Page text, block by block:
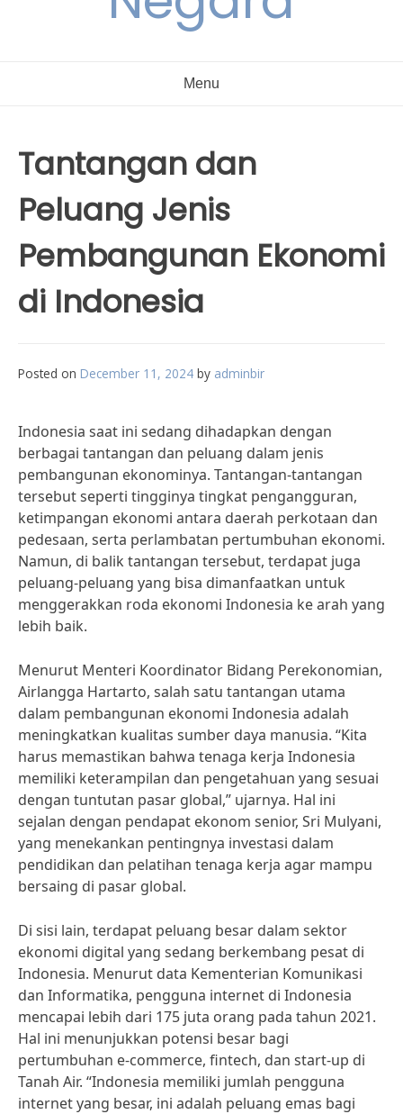
Menu
Tantangan dan
Peluang Jenis
Pembangunan Ekonomi
di Indonesia
Posted on December 11, 2024 by adminbir
Indonesia saat ini sedang dihadapkan dengan
berbagai tantangan dan peluang dalam jenis
pembangunan ekonominya. Tantangan-tantangan
tersebut seperti tingginya tingkat pengangguran,
ketimpangan ekonomi antara daerah perkotaan dan
pedesaan, serta perlambatan pertumbuhan ekonomi.
Namun, di balik tantangan tersebut, terdapat juga
peluang-peluang yang bisa dimanfaatkan untuk
menggerakkan roda ekonomi Indonesia ke arah yang
lebih baik.
Menurut Menteri Koordinator Bidang Perekonomian,
Airlangga Hartarto, salah satu tantangan utama
dalam pembangunan ekonomi Indonesia adalah
meningkatkan kualitas sumber daya manusia. “Kita
harus memastikan bahwa tenaga kerja Indonesia
memiliki keterampilan dan pengetahuan yang sesuai
dengan tuntutan pasar global,” ujarnya. Hal ini
sejalan dengan pendapat ekonom senior, Sri Mulyani,
yang menekankan pentingnya investasi dalam
pendidikan dan pelatihan tenaga kerja agar mampu
bersaing di pasar global.
Di sisi lain, terdapat peluang besar dalam sektor
ekonomi digital yang sedang berkembang pesat di
Indonesia. Menurut data Kementerian Komunikasi
dan Informatika, pengguna internet di Indonesia
mencapai lebih dari 175 juta orang pada tahun 2021.
Hal ini menunjukkan potensi besar bagi
pertumbuhan e-commerce, fintech, dan start-up di
Tanah Air. “Indonesia memiliki jumlah pengguna
internet yang besar, ini adalah peluang emas bagi